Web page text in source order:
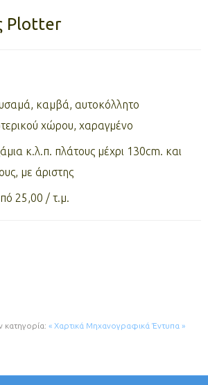
Plotter
καμβά, αυτοκόλλητο
χώρου, χαραγμένο
κ.λ.π. πλάτους μέχρι 130cm. και
με άριστης
25,00 / τ.μ.
κατηγορία: « Χαρτικά Μηχανογραφικά Έντυπα »